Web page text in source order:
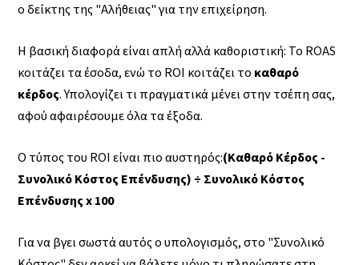
ο δείκτης της "Αλήθειας" για την επιχείρηση.
Η βασική διαφορά είναι απλή αλλά καθοριστική: Το ROAS
κοιτάζει τα έσοδα, ενώ το ROI κοιτάζει τοκαθαρό
κέρδος. Υπολογίζει τι πραγματικά μένει στην τσέπη σας,
αφού αφαιρέσουμε όλα τα έξοδα.
Ο τύπος του ROI είναι πιο αυστηρός:(Καθαρό Κέρδος -
Συνολικό Κόστος Επένδυσης) ÷ Συνολικό Κόστος
Επένδυσης x 100
Για να βγει σωστά αυτός ο υπολογισμός, στο "Συνολικό